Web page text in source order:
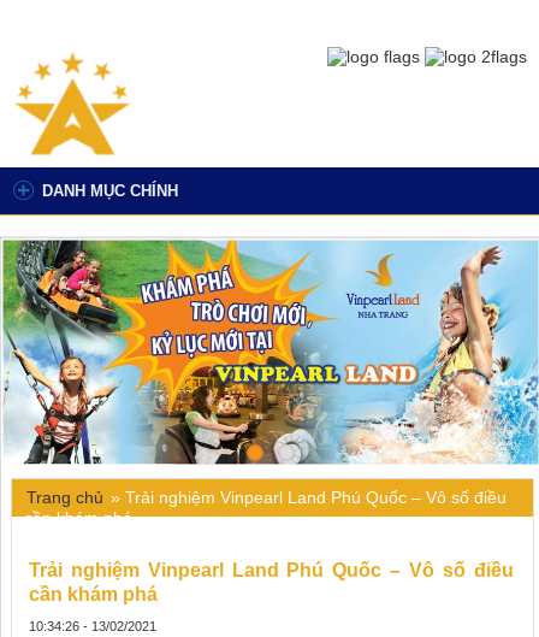
DANH MỤC CHÍNH
Trang chủ » Trải nghiệm Vinpearl Land Phú Quốc – Vô số điều
cần khám phá
Trải nghiệm Vinpearl Land Phú Quốc – Vô số điều
cần khám phá
10:34:26 - 13/02/2021